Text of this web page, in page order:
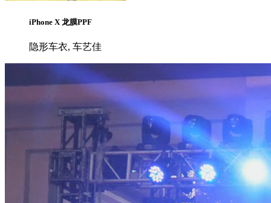
iPhone X 龙膜PPF
隐形车衣, 车艺佳